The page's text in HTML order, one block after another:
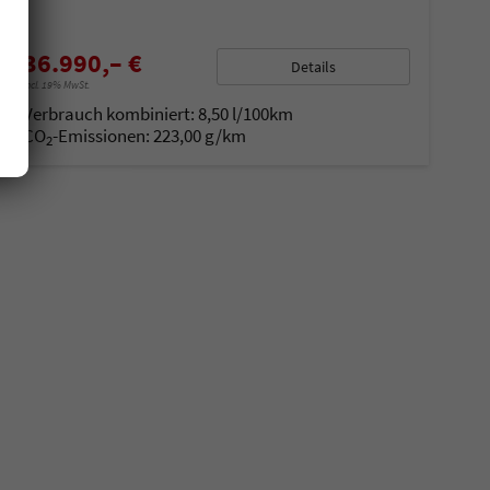
36.990,– €
incl. 19% MwSt.
Details
Verbrauch kombiniert: 8,50 l/100km
CO2-Emissionen:223,00 g/km